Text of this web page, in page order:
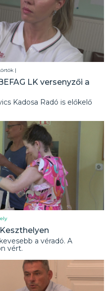
|
LK versenyzői a
Kadosa Radó is előkelő
a véradó. A
vért.